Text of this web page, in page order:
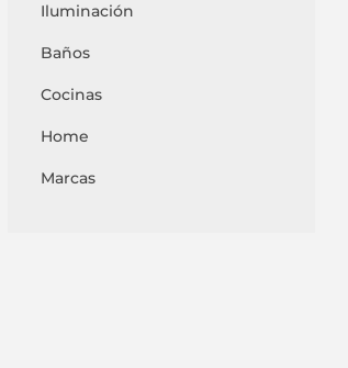
Iluminación
Baños
Cocinas
Home
Marcas